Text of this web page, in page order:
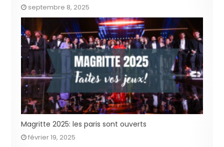
septembre 8, 2025
Magritte 2025: les paris sont ouverts
février 19, 2025